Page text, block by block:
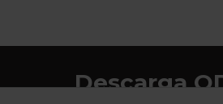
Descarga